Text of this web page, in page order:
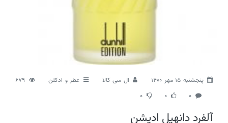
پنجشنبه 15 مهر 1400 ال سی کالا عطر و ادکلن
679
0
0
0
آلفرد دانهیل ادیشن